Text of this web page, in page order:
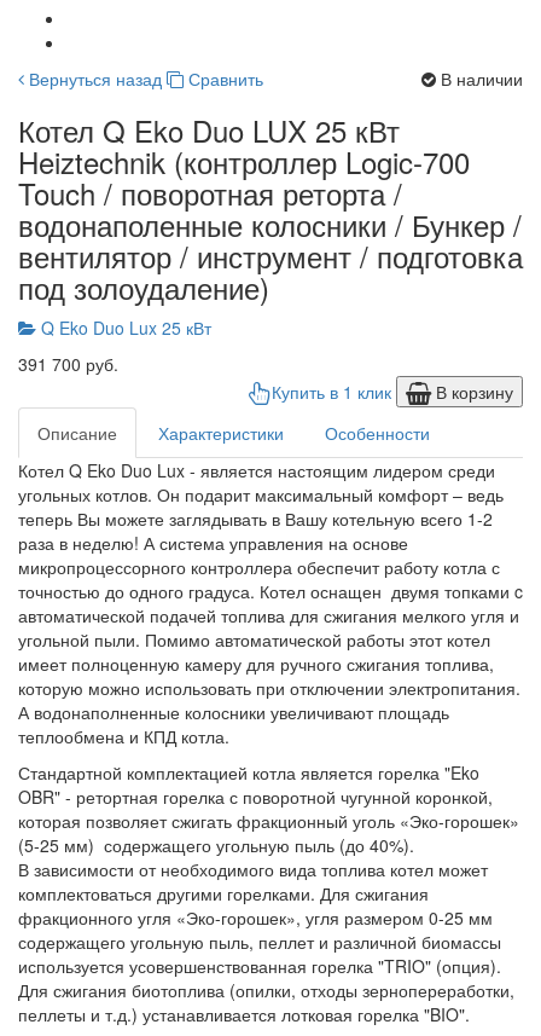
Вернуться назад Сравнить В наличии
Котел Q Eko Duo LUX 25 кВт
Heiztechnik (контроллер Logic-700
Touch / поворотная реторта /
водонаполенные колосники / Бункер /
вентилятор / инструмент / подготовка
под золоудаление)
Q Eko Duo Lux 25 кВт
391 700 руб.
Купить в 1 клик
В корзину
Описание
Характеристики
Особенности
Котел Q Eko Duo Lux - является настоящим лидером среди
угольных котлов. Он подарит максимальный комфорт – ведь
теперь Вы можете заглядывать в Вашу котельную всего 1-2
раза в неделю! А система управления на основе
микропроцессорного контроллера обеспечит работу котла с
точностью до одного градуса. Котел оснащен двумя топками c
автоматической подачей топлива для сжигания мелкого угля и
угольной пыли. Помимо автоматической работы этот котел
имеет полноценную камеру для ручного сжигания топлива,
которую можно использовать при отключении электропитания.
А водонаполненные колосники увеличивают площадь
теплообмена и КПД котла.
Стандартной комплектацией котла является горелка "Eko
OBR" - ретортная горелка с поворотной чугунной коронкой,
которая позволяет сжигать фракционный уголь «Эко-горошек»
(5-25 мм) содержащего угольную пыль (до 40%).
В зависимости от необходимого вида топлива котел может
комплектоваться другими горелками. Для сжигания
фракционного угля «Эко-горошек», угля размером 0-25 мм
содержащего угольную пыль, пеллет и различной биомассы
используется усовершенствованная горелка "TRIO" (опция).
Для сжигания биотоплива (опилки, отходы зернопереработки,
пеллеты и т.д.) устанавливается лотковая горелка "BIO".